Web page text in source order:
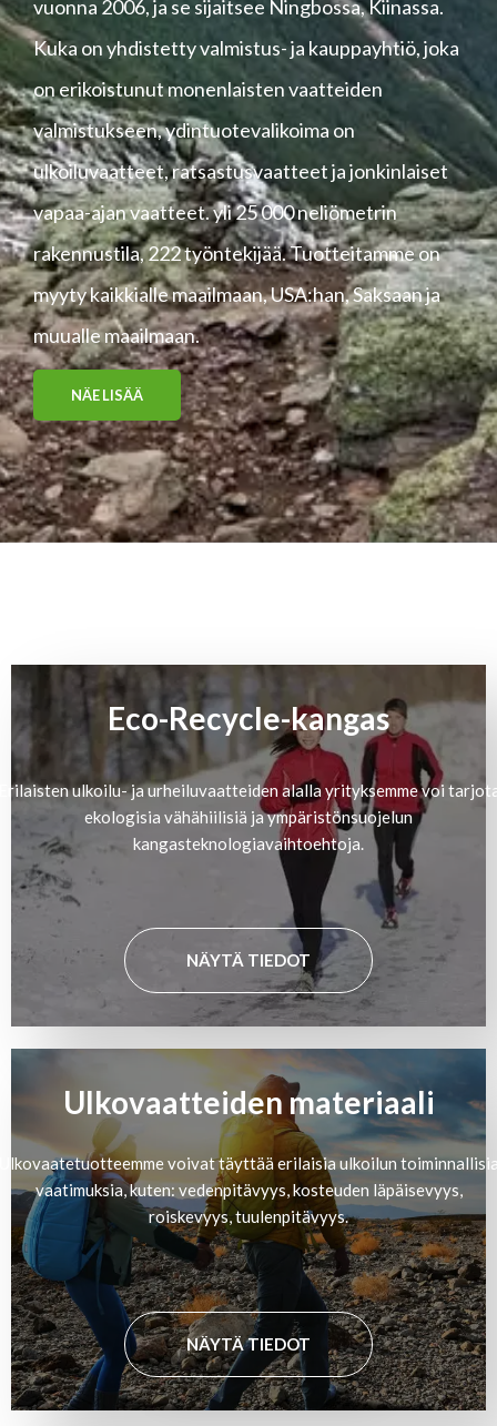
vuonna 2006, ja se sijaitsee Ningbossa, Kiinassa.
Kuka on yhdistetty valmistus- ja kauppayhtiö, joka
on erikoistunut monenlaisten vaatteiden
valmistukseen, ydintuotevalikoima on
ulkoiluvaatteet, ratsastusvaatteet ja jonkinlaiset
vapaa-ajan vaatteet. yli 25 000 neliömetrin
rakennustila, 222 työntekijää. Tuotteitamme on
myyty kaikkialle maailmaan, USA:han, Saksaan ja
muualle maailmaan.
NÄE LISÄÄ
Eco-Recycle-kangas
ulkoilu- ja urheiluvaatteiden alalla yrityksemme voi
ekologisia vähähiilisiä ja ympäristönsuojelun
kangasteknologiavaihtoehtoja.
NÄYTÄ TIEDOT
Ulkovaatteiden materiaali
voivat täyttää erilaisia ulkoilun
vaatimuksia, kuten: vedenpitävyys, kosteuden läpäisevyys,
roiskevyys, tuulenpitävyys.
NÄYTÄ TIEDOT